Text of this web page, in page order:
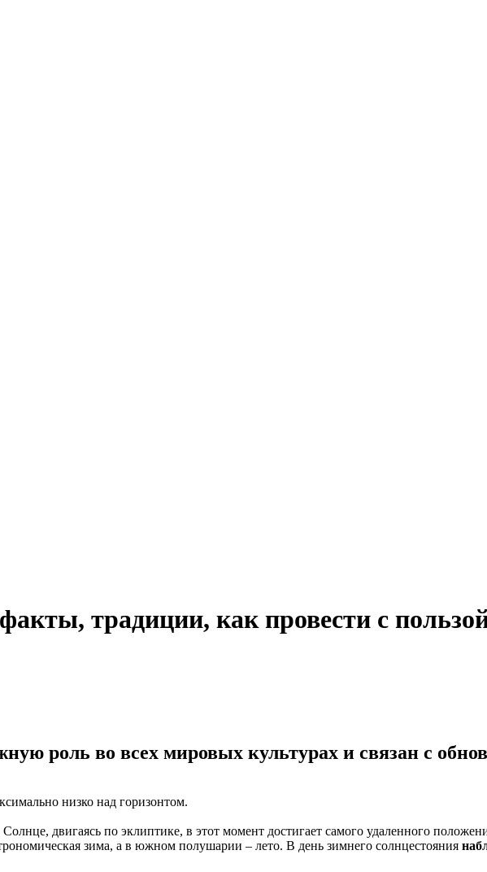
традиции, как провести с
роль во всех мировых культурах и связан с
низко над горизонтом.
двигаясь по эклиптике, в этот момент достигает самого удаленного
зима, а в южном полушарии – лето. В день зимнего солнцестояния